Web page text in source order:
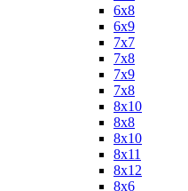
6x8
6x9
7x7
7x8
7x9
7х8
8x10
8x8
8х10
8х11
8х12
8х6